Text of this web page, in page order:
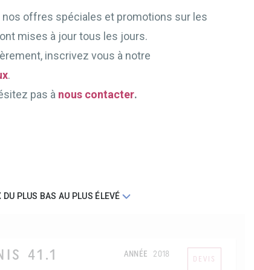
nos offres spéciales et promotions sur les
mises à jour tous les jours.
inscrivez vous à notre
.
pas à nous contacter.
41.1 ANNÉE 2018
DEVIS